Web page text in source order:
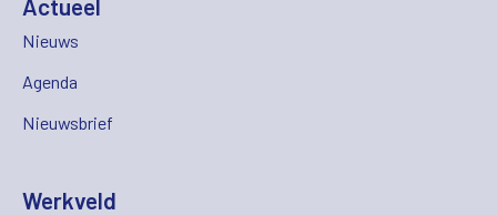
Actueel
Nieuws
Agenda
Nieuwsbrief
Werkveld